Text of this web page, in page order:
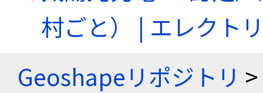
村ごと） | エレクト
Geoshapeリポジトリ >